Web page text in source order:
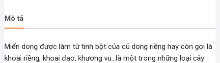
Mô tả
Miến dong được làm từ tinh bột của củ dong riềng hay còn gọi là
khoai riềng, khoai đao, khương vu…là một trong những loại cây